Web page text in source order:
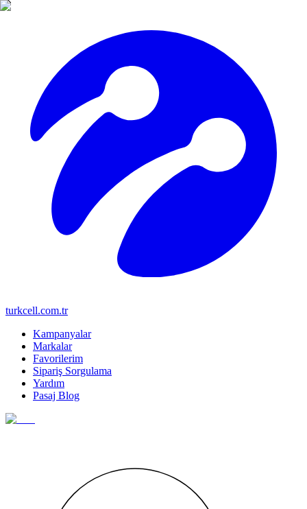
turkcell.com.tr
Kampanyalar
Markalar
Favorilerim
Sipariş Sorgulama
Yardım
Pasaj Blog